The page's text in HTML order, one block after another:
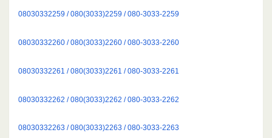
08030332259 / 080(3033)2259 / 080-3033-2259
08030332260 / 080(3033)2260 / 080-3033-2260
08030332261 / 080(3033)2261 / 080-3033-2261
08030332262 / 080(3033)2262 / 080-3033-2262
08030332263 / 080(3033)2263 / 080-3033-2263